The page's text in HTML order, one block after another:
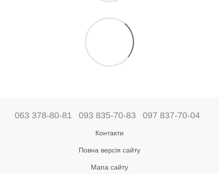
063 378-80-81 093 835-70-83 097 837-70-04
Контакти
Повна версія сайту
Мапа сайту